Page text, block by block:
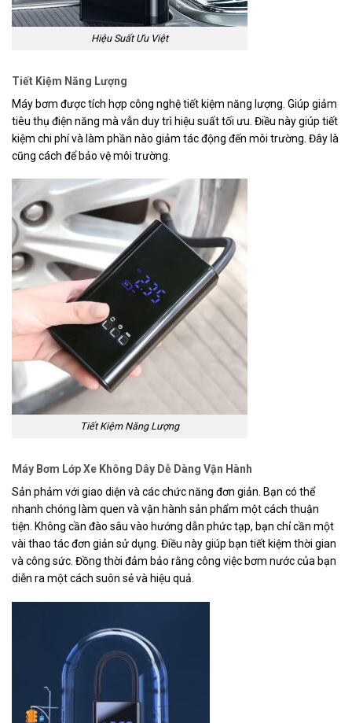
Hiệu Suất Ưu Việt
Tiết Kiệm Năng Lượng
Máy bơm được tích hợp công nghệ tiết kiệm năng lượng. Giúp giảm
tiêu thụ điện năng mà vẫn duy trì hiệu suất tối ưu. Điều này giúp tiết
kiệm chi phí và làm phần nào giảm tác động đến môi trường. Đây là
cũng cách để bảo vệ môi trường.
Tiết Kiệm Năng Lượng
Máy Bơm Lớp Xe Không Dây Dễ Dàng Vận Hành
Sản phảm với giao diện và các chức năng đơn giản. Bạn có thể
nhanh chóng làm quen và vận hành sản phẩm một cách thuận
tiện. Không cần đào sâu vào hướng dẫn phức tạp, bạn chỉ cần một
vài thao tác đơn giản sử dụng. Điều này giúp bạn tiết kiệm thời gian
và công sức. Đồng thời đảm bảo rằng công việc bơm nước của bạn
diễn ra một cách suôn sẻ và hiệu quả.